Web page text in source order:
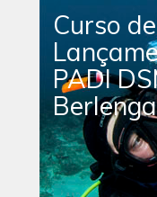
Curso de
PADI